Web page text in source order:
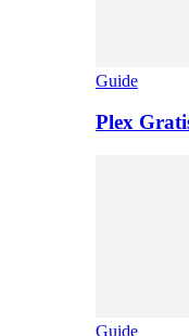
Guide
Plex
Guide